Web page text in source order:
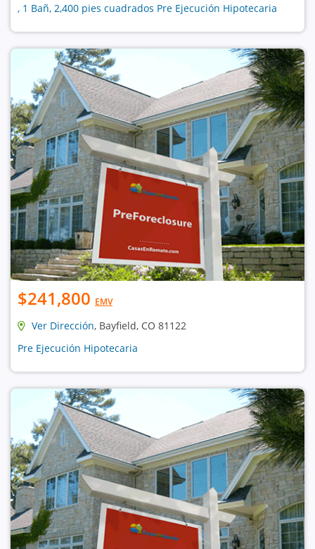
, 1 Bañ, 2,400 pies cuadrados Pre Ejecución Hipotecaria
$241,800 EMV
Ver Dirección, Bayfield, CO 81122
Pre Ejecución Hipotecaria